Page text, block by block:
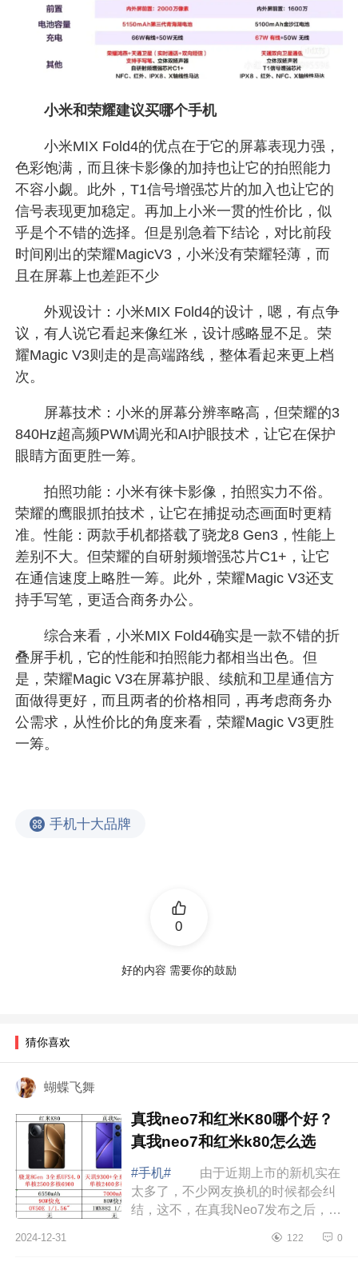
小米和荣耀建议买哪个手机
小米MIX Fold4的优点在于它的屏幕表现力强，
色彩饱满，而且徕卡影像的加持也让它的拍照能力
不容小觑。此外，T1信号增强芯片的加入也让它的
信号表现更加稳定。再加上小米一贯的性价比，似
乎是个不错的选择。但是别急着下结论，对比前段
时间刚出的荣耀MagicV3，小米没有荣耀轻薄，而
且在屏幕上也差距不少
外观设计：小米MIX Fold4的设计，嗯，有点争
议，有人说它看起来像红米，设计感略显不足。荣
耀Magic V3则走的是高端路线，整体看起来更上档
次。
屏幕技术：小米的屏幕分辨率略高，但荣耀的3
840Hz超高频PWM调光和AI护眼技术，让它在保护
眼睛方面更胜一筹。
拍照功能：小米有徕卡影像，拍照实力不俗。
荣耀的鹰眼抓拍技术，让它在捕捉动态画面时更精
准。性能：两款手机都搭载了骁龙8 Gen3，性能上
差别不大。但荣耀的自研射频增强芯片C1+，让它
在通信速度上略胜一筹。此外，荣耀Magic V3还支
持手写笔，更适合商务办公。
综合来看，小米MIX Fold4确实是一款不错的折
叠屏手机，它的性能和拍照能力都相当出色。但
是，荣耀Magic V3在屏幕护眼、续航和卫星通信方
面做得更好，而且两者的价格相同，再考虑商务办
公需求，从性价比的角度来看，荣耀Magic V3更胜
一筹。
手机十大品牌
0
好的内容 需要你的鼓励
猜你喜欢
蝴蝶飞舞
真我neo7和红米K80哪个好？
真我neo7和红米k80怎么选
#手机#
由于近期上市的新机实在
太多了，不少网友换机的时候都会纠
结，这不，在真我Neo7发布之后，不
比红米K80便宜了400元，标准版低至
2024-12-31 122 0